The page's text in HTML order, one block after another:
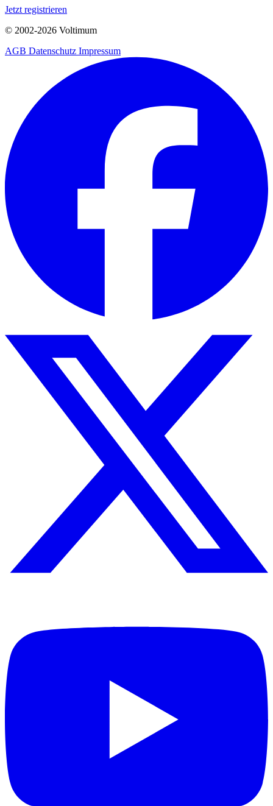
Jetzt registrieren
© 2002-2026 Voltimum
AGB Datenschutz Impressum